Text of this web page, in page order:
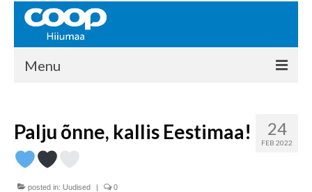
Menu
Kontakt
Liikmed
Ajalugu
24
FEB 2022
Palju õnne, kallis Eestimaa!
posted in: Uudised | 0